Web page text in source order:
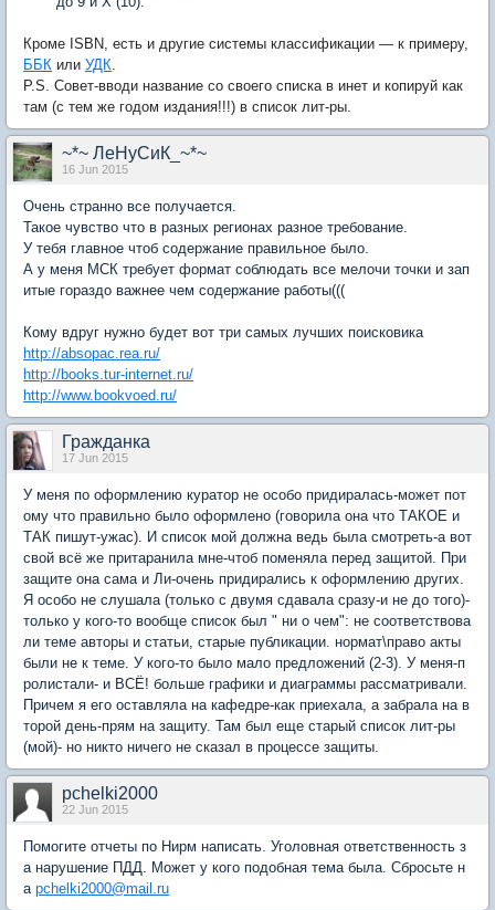
Кроме ISBN, есть и другие системы классификации — к примеру,
ББК или УДК.
P.S. Совет-вводи название со своего списка в инет и копируй как
там (с тем же годом издания!!!) в список лит-ры.
~*~ ЛеНуСиК_~*~
16 Jun 2015
Очень странно все получается.
Такое чувство что в разных регионах разное требование.
У тебя главное чтоб содержание правильное было.
А у меня МСК требует формат соблюдать все мелочи точки и зап
итые гораздо важнее чем содержание работы(((
Кому вдруг нужно будет вот три самых лучших поисковика
http://absopac.rea.ru/
http://books.tur-internet.ru/
http://www.bookvoed.ru/
Гражданка
17 Jun 2015
У меня по оформлению куратор не особо придиралась-может пот
ому что правильно было оформлено (говорила она что ТАКОЕ и
ТАК пишут-ужас). И список мой должна ведь была смотреть-а вот
свой всё же притаранила мне-чтоб поменяла перед защитой. При
защите она сама и Ли-очень придирались к оформлению других.
Я особо не слушала (только с двумя сдавала сразу-и не до того)-
только у кого-то вообще список был " ни о чем": не соответствова
ли теме авторы и статьи, старые публикации. нормат\право акты
были не к теме. У кого-то было мало предложений (2-3). У меня-п
ролистали- и ВСЁ! больше графики и диаграммы рассматривали.
Причем я его оставляла на кафедре-как приехала, а забрала на в
торой день-прям на защиту. Там был еще старый список лит-ры
(мой)- но никто ничего не сказал в процессе защиты.
pchelki2000
22 Jun 2015
Помогите отчеты по Нирм написать. Уголовная ответственность з
а нарушение ПДД. Может у кого подобная тема была. Сбросьте н
а pchelki2000@mail.ru